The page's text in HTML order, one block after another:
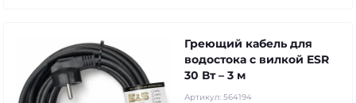
Греющий кабель для
водостока с вилкой ESR
30 Вт – 3 м
Артикул: 564194